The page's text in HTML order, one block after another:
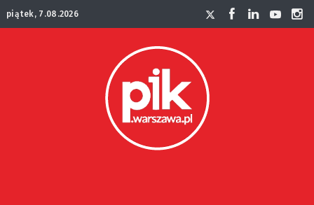
piątek, 7.08.2026